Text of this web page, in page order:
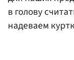
в голову
надеваем